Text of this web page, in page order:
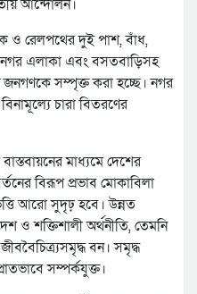
আন্দোলন।
ও রেলপথের দুই পাশ, বাঁধ,
এলাকা এবং বসতবাড়িসহ
জনগণকে সম্পৃক্ত করা হচ্ছে। নগর
চারা বিতরণের
মাধ্যমে দেশের
বিরূপ প্রভাব মোকাবিলা
আরো সুদৃঢ় হবে। উন্নত
ও শক্তিশালী অর্থনীতি, তেমনি
বন। সমৃদ্ধ
সম্পর্কযুক্ত।